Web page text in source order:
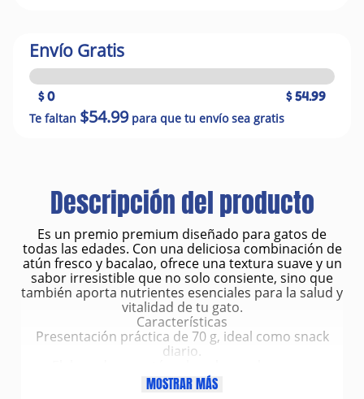
Envío Gratis
$ 0 $ 54.99
Te faltan $54.99para que tu envío sea gratis
Descripción del producto
Es un premio premium diseñado para gatos de
todas las edades. Con una deliciosa combinación de
atún fresco y bacalao, ofrece una textura suave y un
sabor irresistible que no solo consiente, sino que
también aporta nutrientes esenciales para la salud y
vitalidad de tu gato.
Características
Presentación práctica de 70 g, ideal como snack
diario.
principales ingredientes.
Textura blanda y jugosa que facilita la masticación.
MOSTRAR MÁS